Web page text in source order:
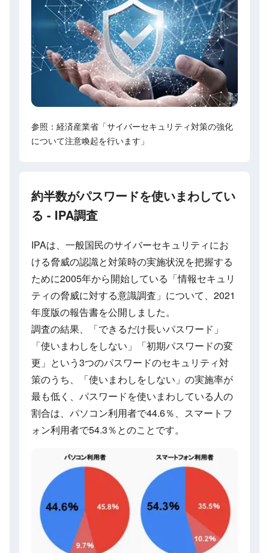
参照：経済産業省「サイバーセキュリティ対策の強化
について注意喚起を行います」
約半数がパスワードを使いまわしてい
る - IPA調査
IPAは、一般国民のサイバーセキュリティにお
ける脅威の認識と対策時の実施状況を把握する
ために2005年から開始している「情報セキュリ
ティの脅威に対する意識調査」について、2021
年度版の報告書を公開しました。
調査の結果、「できるだけ長いパスワード」
「使いまわしをしない」「初期パスワードの変
更」という3つのパスワードのセキュリティ対
策のうち、「使いまわしをしない」の実施率が
最も低く、パスワードを使いまわしている人の
割合は、パソコン利用者で44.6％、スマートフ
ォン利用者で54.3％とのことです。